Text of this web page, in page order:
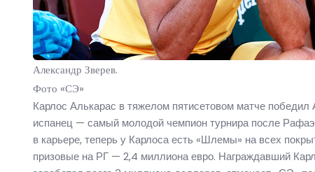
Александр Зверев.
Фото «СЭ»
Карлос Алькарас в тяжелом пятисетовом матче
испанец — самый молодой чемпион турнира после
в карьере, теперь у Карлоса есть «Шлемы» на всех
призовые на РГ — 2,4 миллиона евро. Награждавший